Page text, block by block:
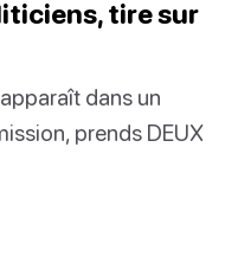
tire sur
dans un
prends DEUX